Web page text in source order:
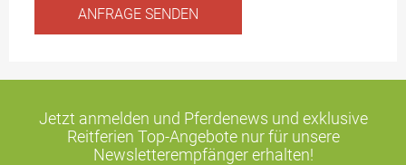
Jetzt anmelden und Pferdenews und exklusive
Reitferien Top-Angebotenur für unsere
Newsletterempfänger erhalten!